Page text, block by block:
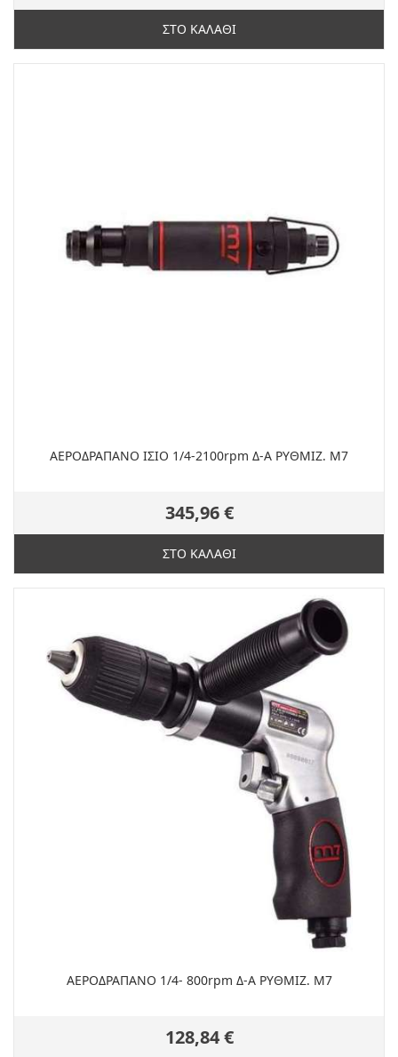
ΣΤΟ ΚΑΛΑΘΙ
ΑΕΡΟΔΡΑΠΑΝΟ ΙΣΙΟ 1/4-2100rpm Δ-Α ΡΥΘΜΙΖ. M7
345,96 €
ΣΤΟ ΚΑΛΑΘΙ
ΑΕΡΟΔΡΑΠΑΝΟ 1/4- 800rpm Δ-Α ΡΥΘΜΙΖ. M7
128,84 €